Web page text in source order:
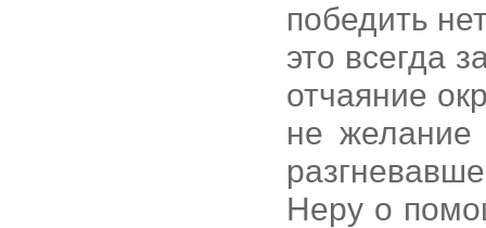
победить
это всегда
отчаяние
не желание
Неру о